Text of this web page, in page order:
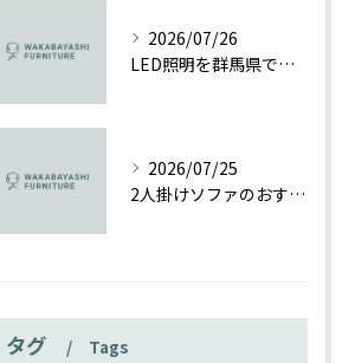
2026/07/26
LED照明を群馬県で導入する際の補助金活用と工事費相場の徹底解説
2026/07/25
2人掛けソファのおすすめポイントと群馬県で理想の一台を見つける選び方ガイド
タグ Tags